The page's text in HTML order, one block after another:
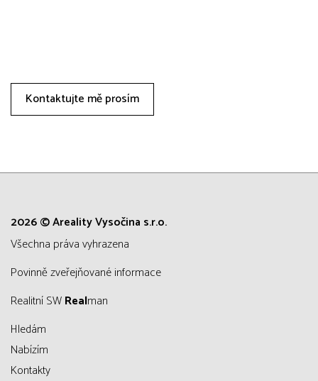
Kontaktujte mě prosím
2026 © Areality Vysočina s.r.o.
všechna práva vyhrazena
Povinně zveřejňované informace
Realitní SWRealman
Hledám
Nabízím
Kontakty